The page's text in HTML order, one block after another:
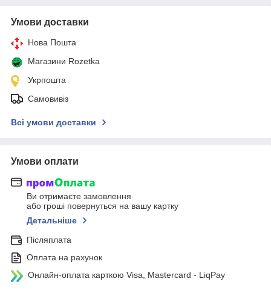
Умови доставки
Нова Пошта
Магазини Rozetka
Укрпошта
Самовивіз
Всі умови доставки
Умови оплати
Ви отримаєте замовлення
або гроші повернуться на вашу картку
Детальніше
Післяплата
Оплата на рахунок
Онлайн-оплата карткою Visa, Mastercard - LiqPay